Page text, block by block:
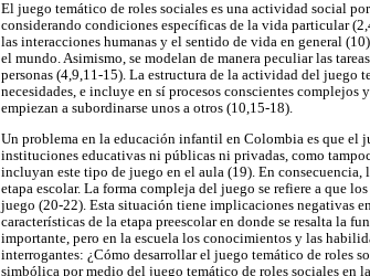
El juego temático de roles sociales es una actividad social
considerando condiciones específicas de la vida particular
las interacciones humanas y el sentido de vida en general
el mundo. Asimismo, se modelan de manera peculiar las
personas (4,9,11-15). La estructura de la actividad del juego
necesidades, e incluye en sí procesos conscientes
empiezan a subordinarse unos a otros (10,15-18).
Un problema en la educación infantil en Colombia es que el
instituciones educativas ni públicas ni privadas, como
incluyan este tipo de juego en el aula (19). En
etapa escolar. La forma compleja del juego se refiere a que
juego (20-22). Esta situación tiene implicaciones negativas
características de la etapa preescolar en donde se resalta la
importante, pero en la escuela los conocimientos y las
interrogantes: ¿Cómo desarrollar el juego temático de roles
simbólica por medio del juego temático de roles sociales en